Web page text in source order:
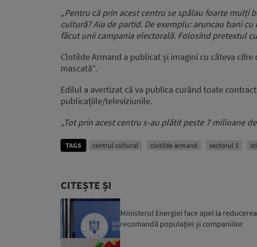
„Pentru că prin acest centru se spălau foarte mulți
cultură? Aia de partid. De exemplu: aruncau bani
făcut unii campania electorală. Folosind pretextul
Clotilde Armand a publicat și imagini cu câteva
mascată”.
Edilul a avertizat că va publica curând toate
publicațiile/televiziunile.
„Tot prin acest centru s-au plătit peste 7 milioane
TAGS centrul cultural clotilde armand sectorul 1
CITEȘTE ȘI
Ministerul Energiei face apel la
recomandă populației și companiilor